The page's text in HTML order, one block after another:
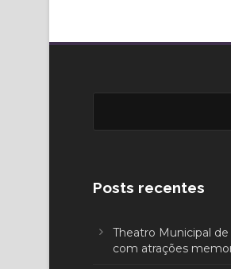
Posts recentes
Theatro Municipal
com atrações